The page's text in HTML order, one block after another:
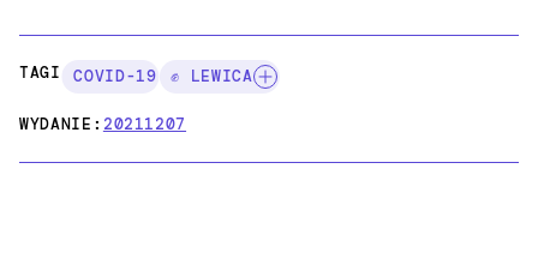
TAGI: COVID-19 ✊ LEWICA
WYDANIE:20211207